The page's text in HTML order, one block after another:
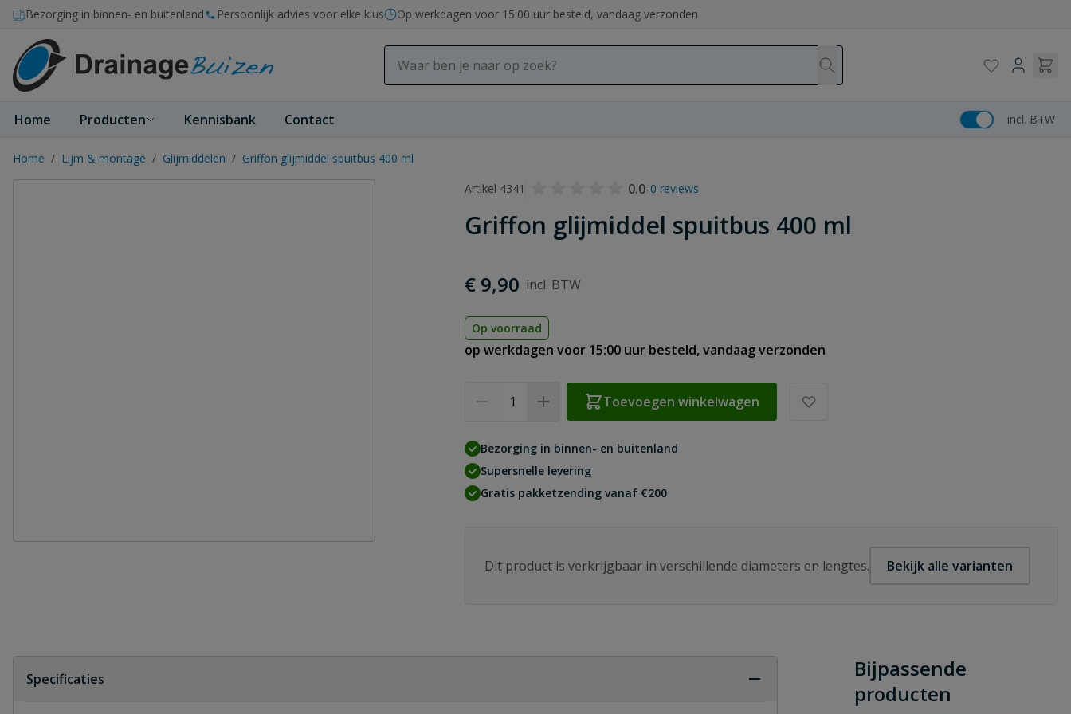
Ga naar de inhoud
Bezorging in binnen- en buitenland Persoonlijk advies voor elke klus Op werkdagen voor 15:00 uur besteld, vandaag verzonden
Home Producten Kennisbank Contact incl. BTW
Home / Lijm & montage / Glijmiddelen / Griffon glijmiddel spuitbus 400 ml
Artikel 4341
0.0-0 reviews
Griffon glijmiddel spuitbus 400 ml
€ 9,90
Op voorraad
op werkdagen voor 15:00 uur besteld, vandaag verzonden
Toevoegen winkelwagen
Bezorging in binnen- en buitenland
Supersnelle levering
Gratis pakketzending vanaf €200
Dit product is verkrijgbaar in verschillende diameters en lengtes. Bekijk alle varianten
Specificaties
Bijpassende
producten